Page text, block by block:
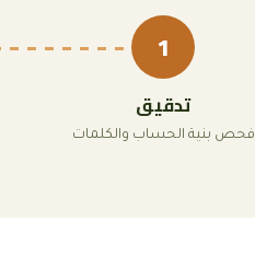
1
تدقيق
فحص بنية الحساب والكلمات